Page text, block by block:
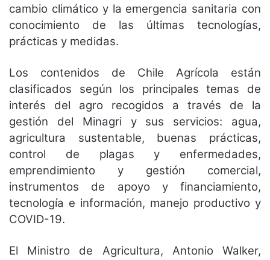
cambio climático y la emergencia sanitaria con
conocimiento de las últimas tecnologías,
prácticas y medidas.
Los contenidos de Chile Agrícola están
clasificados según los principales temas de
interés del agro recogidos a través de la
gestión del Minagri y sus servicios: agua,
agricultura sustentable, buenas prácticas,
control de plagas y enfermedades,
emprendimiento y gestión comercial,
instrumentos de apoyo y financiamiento,
tecnología e información, manejo productivo y
COVID-19.
El Ministro de Agricultura, Antonio Walker,